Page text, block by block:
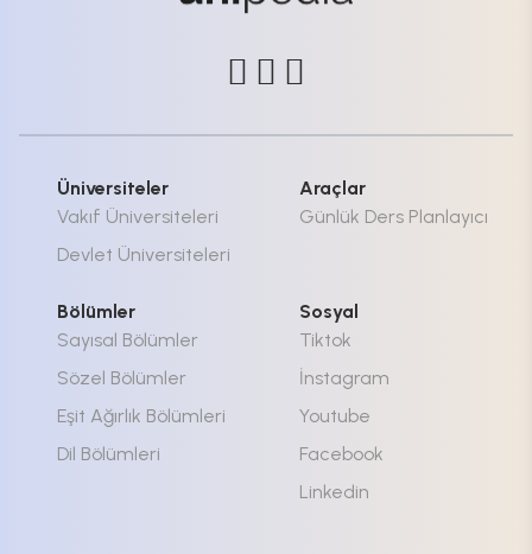
Üniversiteler
Vakıf Üniversiteleri
Devlet Üniversiteleri
Araçlar
Günlük Ders Planlayıcı
Bölümler
Sayısal Bölümler
Sözel Bölümler
Eşit Ağırlık Bölümleri
Dil Bölümleri
Sosyal
Tiktok
İnstagram
Youtube
Facebook
Linkedin